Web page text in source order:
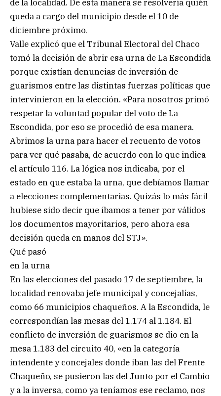
de la localidad. De esta manera se resolvería quién
queda a cargo del municipio desde el 10 de
diciembre próximo.
Valle explicó que el Tribunal Electoral del Chaco
tomó la decisión de abrir esa urna de La Escondida
porque existían denuncias de inversión de
guarismos entre las distintas fuerzas políticas que
intervinieron en la elección. «Para nosotros primó
respetar la voluntad popular del voto de La
Escondida, por eso se procedió de esa manera.
Abrimos la urna para hacer el recuento de votos
para ver qué pasaba, de acuerdo con lo que indica
el artículo 116. La lógica nos indicaba, por el
estado en que estaba la urna, que debíamos llamar
a elecciones complementarias. Quizás lo más fácil
hubiese sido decir que íbamos a tener por válidos
los documentos mayoritarios, pero ahora esa
decisión queda en manos del STJ».
Qué pasó
en la urna
En las elecciones del pasado 17 de septiembre, la
localidad renovaba jefe municipal y concejalías,
como 66 municipios chaqueños. A la Escondida, le
correspondían las mesas del 1.174 al 1.184. El
conflicto de inversión de guarismos se dio en la
mesa 1.183 del circuito 40, «en la categoría
intendente y concejales donde iban las del Frente
Chaqueño, se pusieron las del Junto por el Cambio
y a la inversa, como ya teníamos ese reclamo, nos